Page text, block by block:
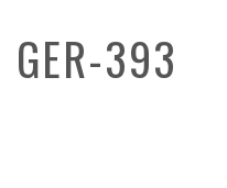
GER-393